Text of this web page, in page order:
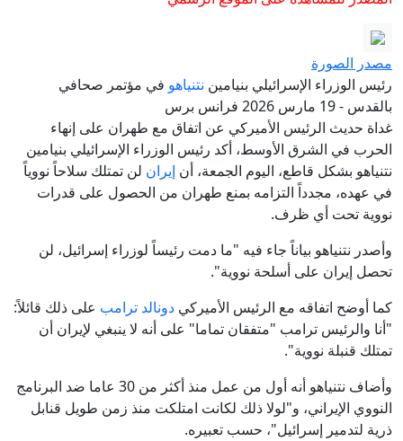
مصدر الصورة
رئيس الوزراء الإسرائيلي بنيامين نتنياهو في مؤتمر صحافي
بالقدس - 19 مارس 2026 فرانس برس
غداة حديث الرئيس الأميركي عن اتفاق مع طهران على إنهاء
الحرب في الشرق الأوسط، أكد رئيس الوزراء الإسرائيلي بنيامين
نتنياهو بشكل قاطع، اليوم الجمعة، أن إيران لن تمتلك سلاحاً نووياً
في عهده، مجدداً التزامه بمنع طهران من الحصول على قدرات
نووية تحت أي ظرف.
وأصدر نتنياهو بياناً جاء فيه "ما دمت رئيساً لوزراء إسرائيل، لن
تحصل إيران على أسلحة نووية".
كما أوضح اتفاقه مع الرئيس الأميركي دونالد ترامب على ذلك قائلاً:
"أنا والرئيس ترامب "متفقان تماما" على أنه لا ينبغي لإيران أن
تمتلك قنبلة نووية".
وأضاف نتنياهو أنه أول من عمل منذ أكثر من 30 عاما ضد البرنامج
النووي الإيراني، و"لولا ذلك لكانت امتلكت منذ زمن طويل قنابل
ذرية لتدمير إسرائيل"، حسب تعبيره.